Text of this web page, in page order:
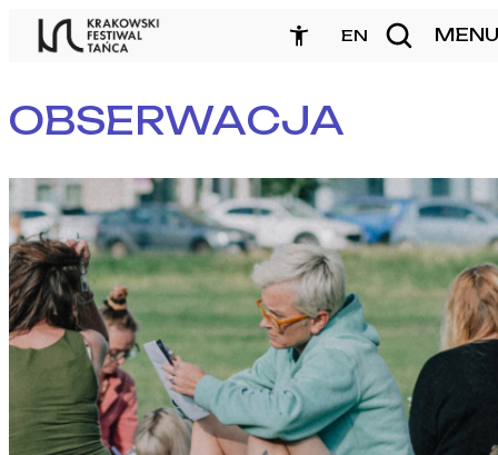
Przejdź
treści
zamknij
EN MENU
OBSERWACJA